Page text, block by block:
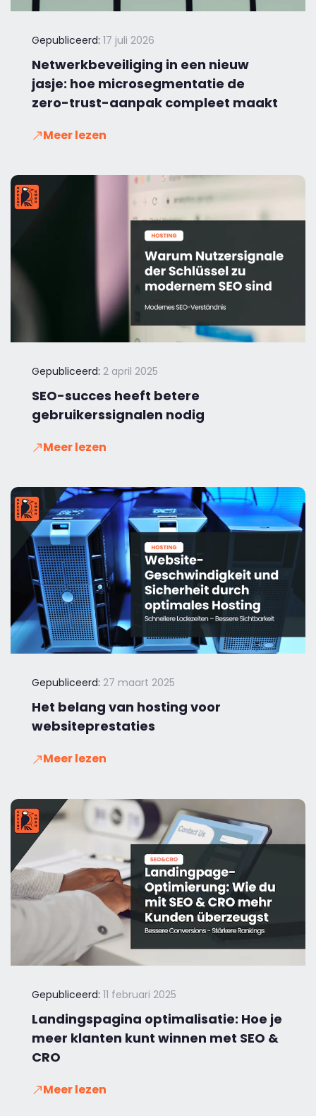
Gepubliceerd: 17 juli 2026
Netwerkbeveiliging in een nieuw
jasje: hoe microsegmentatie de
zero-trust-aanpak compleet maakt
Meer lezen
Gepubliceerd: 2 april 2025
SEO-succes heeft betere
gebruikerssignalen nodig
Meer lezen
Gepubliceerd: 27 maart 2025
Het belang van hosting voor
websiteprestaties
Meer lezen
Gepubliceerd: 11 februari 2025
Landingspagina optimalisatie: Hoe je
meer klanten kunt winnen met SEO &
CRO
Meer lezen